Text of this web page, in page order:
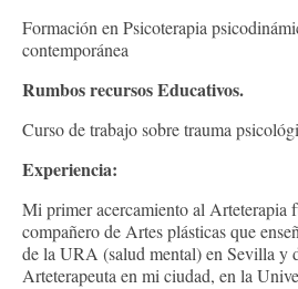
Formación en Psicoterapia
contemporánea
Rumbos recursos Educativos.
Curso de trabajo sobre trauma
Experiencia:
Mi primer acercamiento al Arteterapia
compañero de Artes plásticas que
de la URA (salud mental) en Sevilla y
Arteterapeuta en mi ciudad, en la